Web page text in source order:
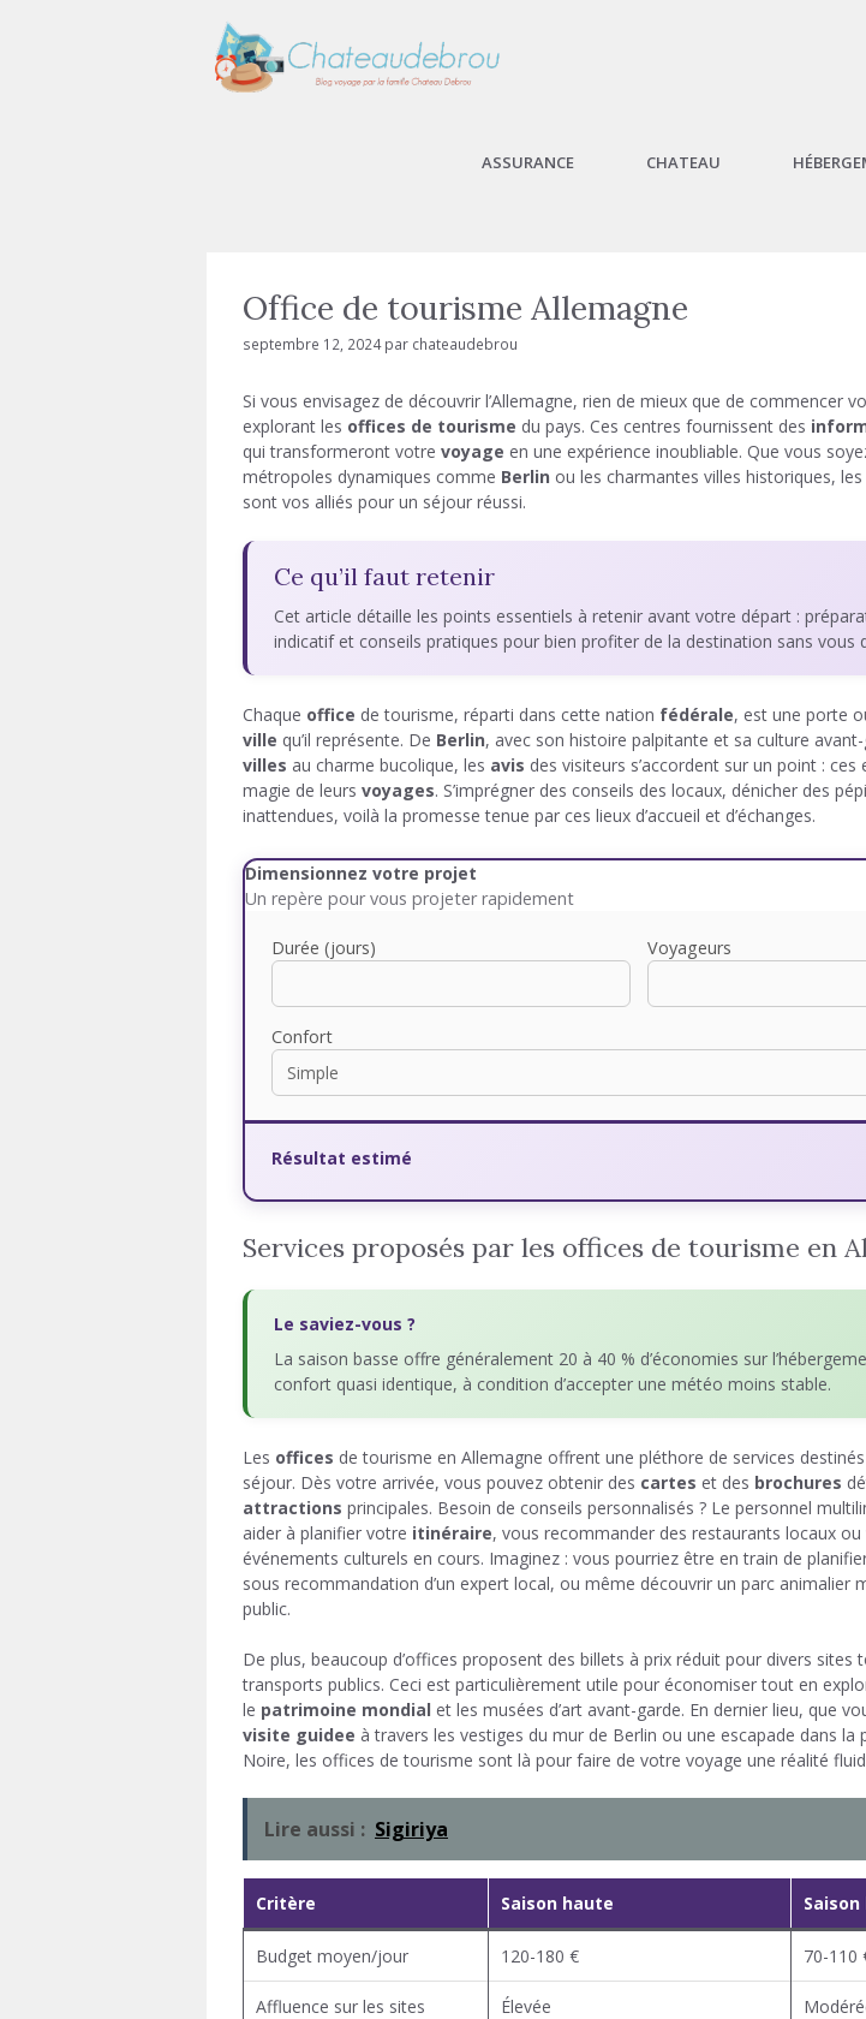
ASSURANCE CHATEAU
Office de tourisme Allemagne
septembre 12, 2024 par chateaudebrou
Si vous envisagez de découvrir l’Allemagne, rien de mieux que de commencer
explorant les offices de tourisme du pays. Ces centres fournissent des
qui transformeront votre voyage en une expérience inoubliable. Que vous
métropoles dynamiques comme Berlin ou les charmantes villes historiques,
sont vos alliés pour un séjour réussi.
Ce qu’il faut retenir
Cet article détaille les points essentiels à retenir avant votre départ :
indicatif et conseils pratiques pour bien profiter de la destination sans vous
Chaque office de tourisme, réparti dans cette nation fédérale, est une porte
ville qu’il représente. De Berlin, avec son histoire palpitante et sa culture
villes au charme bucolique, les avis des visiteurs s’accordent sur un point :
magie de leurs voyages. S’imprégner des conseils des locaux, dénicher des
inattendues, voilà la promesse tenue par ces lieux d’accueil et d’échanges.
Dimensionnez votre projet
Un repère pour vous projeter rapidement
Durée (jours) Voyageurs
Confort
Résultat estimé
Services proposés par les offices de tourisme en
Le saviez-vous ?
La saison basse offre généralement 20 à 40 % d’économies sur
confort quasi identique, à condition d’accepter une météo moins stable.
Les offices de tourisme en Allemagne offrent une pléthore de services
séjour. Dès votre arrivée, vous pouvez obtenir des cartes et des brochures
attractions principales. Besoin de conseils personnalisés ? Le personnel
aider à planifier votre itinéraire, vous recommander des restaurants locaux
événements culturels en cours. Imaginez : vous pourriez être en train de
sous recommandation d’un expert local, ou même découvrir un parc animalier
public.
De plus, beaucoup d’offices proposent des billets à prix réduit pour divers sites
transports publics. Ceci est particulièrement utile pour économiser tout en
le patrimoine mondial et les musées d’art avant-garde. En dernier lieu, que
visite guidee à travers les vestiges du mur de Berlin ou une escapade dans la
Noire, les offices de tourisme sont là pour faire de votre voyage une réalité
Lire aussi : Sigiriya
Critère Saison haute Saison
Budget moyen/jour 120-180 € 70-110
Affluence sur les sites Élevée